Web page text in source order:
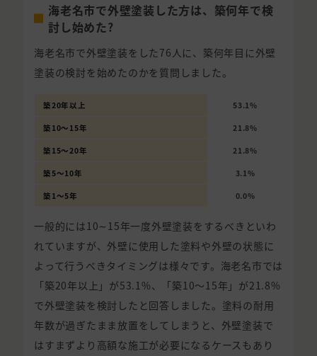
海老名市で外壁塗装した方は、築何年で検
討し始めた?
海老名市で外壁塗装をした76人に、築何年目に外壁
塗装の検討を始めたのかを質問しました。
築20年以上 53.1%
築10〜15年 21.8%
築15〜20年 21.8%
築5〜10年 3.1%
築1〜5年 0.0%
一般的には10∼15年一度外壁塗装をするべきといわ
れていますが、外壁に使用した塗料や外壁の状態に
よって行うべきタイミングは様々です。海老名市では
「築20年以上」が53.1%、「築10〜15年」が21.8%
で外壁塗装を検討したと回答しました。塗料の耐用
年数が過ぎたまま放置をしてしまうと、外壁塗装で
はすまずより高額な施工が必要になるケースもあり